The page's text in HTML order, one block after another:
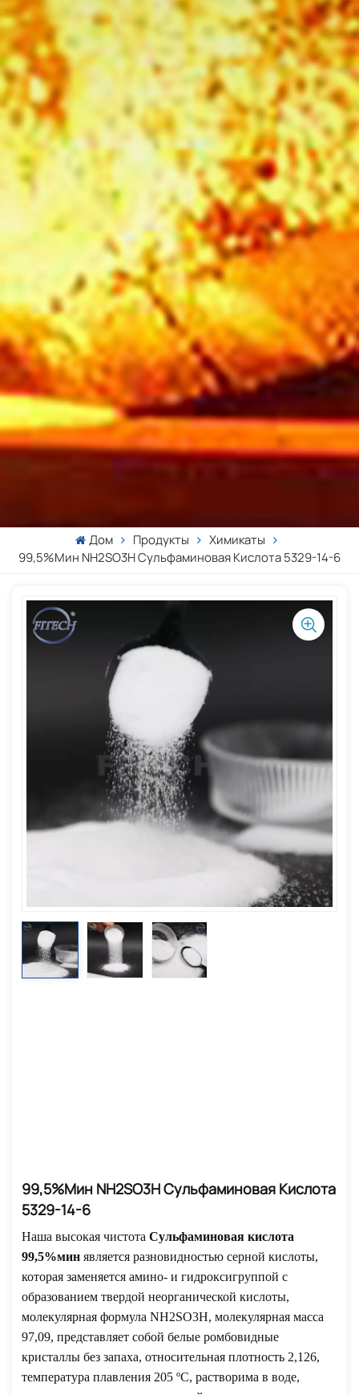
Дом Продукты
Химикаты
99,5%мин NH2SO3H Сульфаминовая Кислота 5329-14-6
99,5%мин NH2SO3H Сульфаминовая Кислота
5329-14-6
Наша высокая чистота Сульфаминовая кислота
99,5%мин является разновидностью серной кислоты,
которая заменяется амино- и гидроксигруппой с
образованием твердой неорганической кислоты,
молекулярная формула NH2SO3H, молекулярная масса
97,09, представляет собой белые ромбовидные
кристаллы без запаха, относительная плотность 2,126,
температура плавления 205 ºC, растворима в воде,